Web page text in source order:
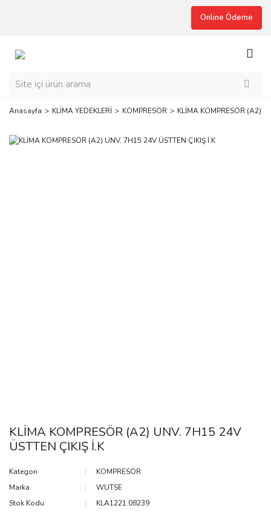
Online Ödeme
Anasayfa KLİMA YEDEKLERİ KOMPRESÖR KLİMA KOMPRESÖR (A2)
KLİMA KOMPRESÖR (A2) UNV. 7H15 24V
ÜSTTEN ÇIKIŞ İ.K
Kategori
KOMPRESÖR
Marka
WUTSE
Stok Kodu
KLA1221.08239